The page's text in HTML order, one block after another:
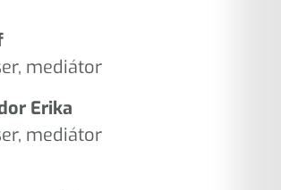
mediátor
Erika
mediátor